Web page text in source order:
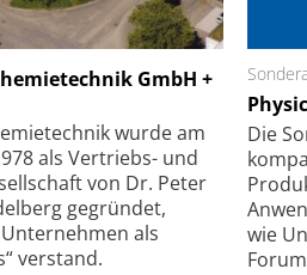
GmbH +
wurde am
als Vertriebs- und
von Dr. Peter
gegründet,
als
verstand.
Die
wie
+ Kirchhoff GmbH